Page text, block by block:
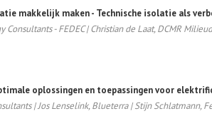
makkelijk maken - Technische isolatie als
- FEDEC | Christian de Laat, DCMR
oplossingen en toepassingen voor
| Jos Lenselink, Blueterra | Stijn Schlatmann,